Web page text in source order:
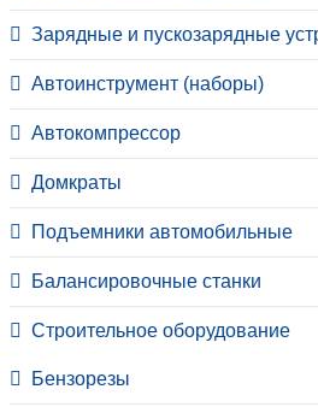
Зарядные и пускозарядные
Автоинструмент (наборы)
Автокомпрессор
Домкраты
Подъемники автомобильные
Балансировочные станки
Строительное оборудование
Бензорезы